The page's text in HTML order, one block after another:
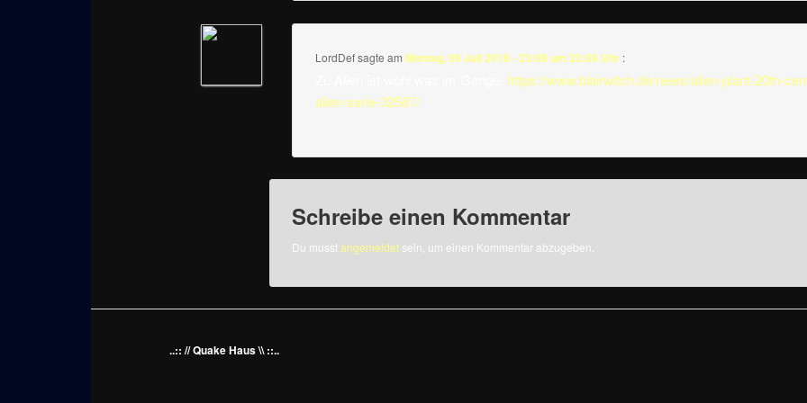
LordDefsagte am Montag, 09 Juli 2018 - 23:08 um 23:08 Uhr :
https://www.blairwitch.de/news/alien-plant-20th-
alien-serie-32587/
Schreibe einen Kommentar
Du musstangemeldet sein, um einen Kommentar abzugeben.
..:: // Quake Haus \\ ::..